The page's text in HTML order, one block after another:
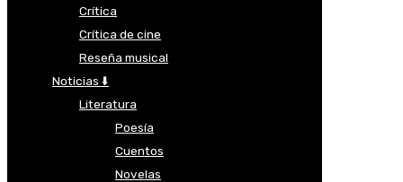
Crítica
Crítica de cine
Reseña musical
Noticias ⬇️
Literatura
Poesía
Cuentos
Novelas